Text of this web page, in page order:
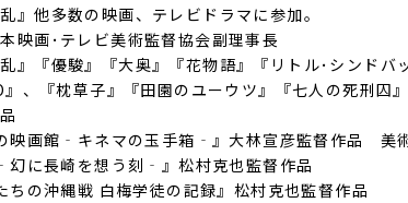
』他多数の映画、テレビドラマに参加。
映画･テレビ美術監督協会副理事長
』『優駿』『大奥』『花物語』『リトル･シンド
』、『枕草子』『田園のユーウツ』『七人の死刑囚』
映画館‐キネマの玉手箱‐』大林宣彦監督作品 美
に長崎を想う刻‐』松村克也監督作品
ちの沖縄戦 白梅学徒の記録』松村克也監督作品